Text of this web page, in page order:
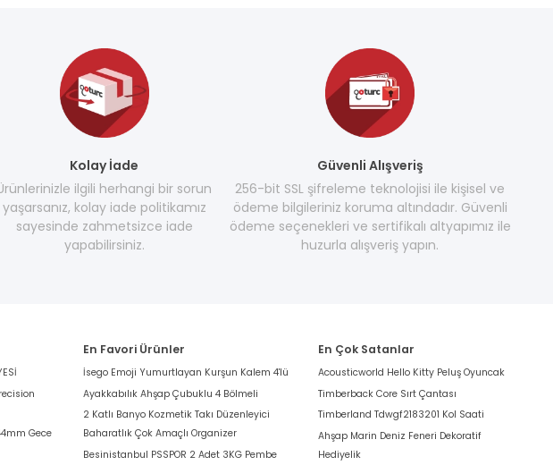
Kolay İade
ilgili herhangi bir sorun
yaşarsanız, kolay iade politikamız
sayesinde zahmetsizce iade
yapabilirsiniz.
Güvenli Alışveriş
256-bit SSL şifreleme teknolojisi ile kişisel ve
ödeme bilgileriniz koruma altındadır. Güvenli
ödeme seçenekleri ve sertifikalı altyapımız ile
huzurla alışveriş yapın.
Gece
En Favori Ürünler
İsego Emoji Yumurtlayan Kurşun Kalem 4'lü
Ayakkabılık Ahşap Çubuklu 4 Bölmeli
2 Katlı Banyo Kozmetik Takı Düzenleyici
Baharatlık Çok Amaçlı Organizer
Besinistanbul PSSPOR 2 Adet 3KG Pembe
En Çok Satanlar
Acousticworld Hello Kitty Peluş Oyuncak
Timberback Core Sırt Çantası
Timberland Tdwgf2183201 Kol Saati
Ahşap Marin Deniz Feneri Dekoratif
Hediyelik